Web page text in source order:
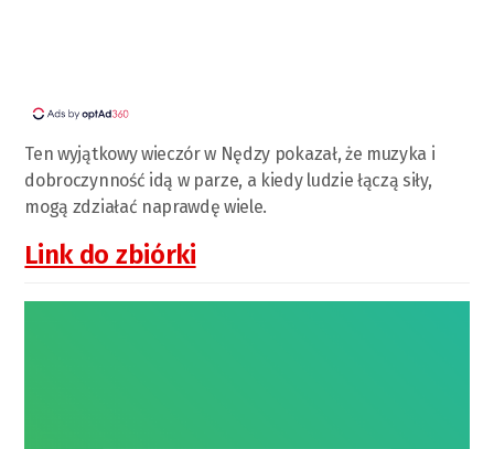
Ten wyjątkowy wieczór w Nędzy pokazał, że muzyka i
dobroczynność idą w parze, a kiedy ludzie łączą siły,
mogą zdziałać naprawdę wiele.
Link do zbiórki